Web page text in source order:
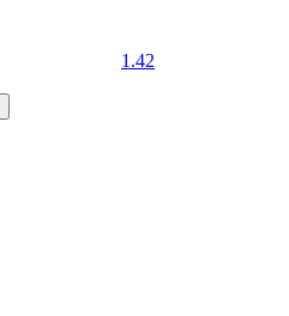
1.42